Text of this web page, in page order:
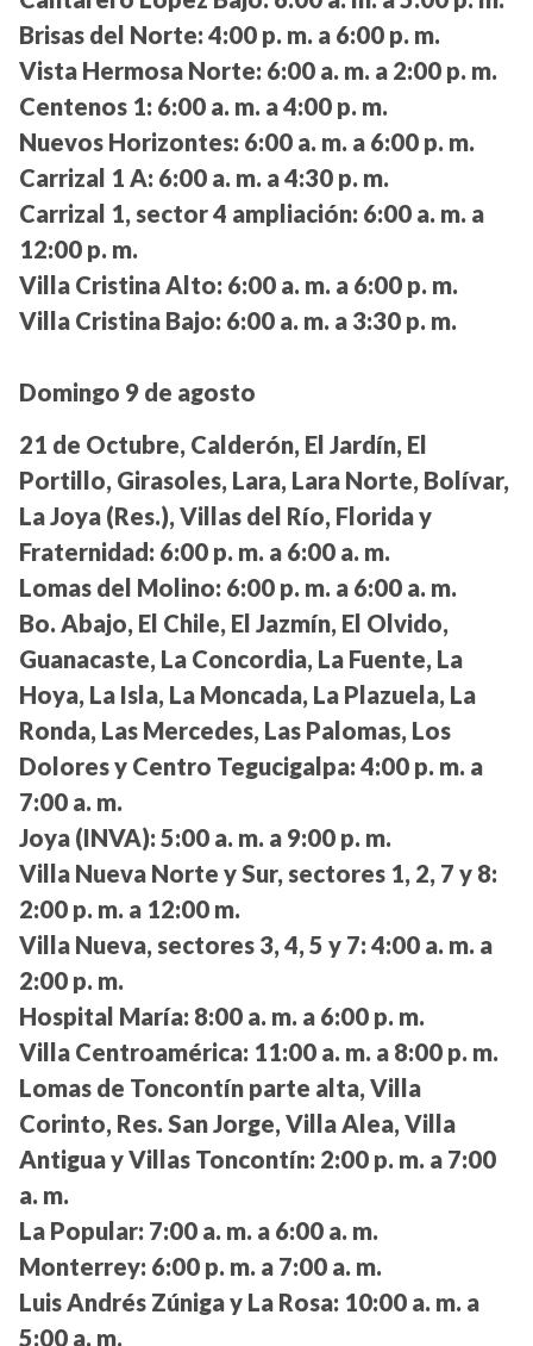
Brisas del Norte: 4:00 p. m. a 6:00 p. m.
Vista Hermosa Norte: 6:00 a. m. a 2:00 p. m.
Centenos 1: 6:00 a. m. a 4:00 p. m.
Nuevos Horizontes: 6:00 a. m. a 6:00 p. m.
Carrizal 1 A: 6:00 a. m. a 4:30 p. m.
Carrizal 1, sector 4 ampliación: 6:00 a. m. a
12:00 p. m.
Villa Cristina Alto: 6:00 a. m. a 6:00 p. m.
Villa Cristina Bajo: 6:00 a. m. a 3:30 p. m.
Domingo 9 de agosto
21 de Octubre, Calderón, El Jardín, El
Portillo, Girasoles, Lara, Lara Norte, Bolívar,
La Joya (Res.), Villas del Río, Florida y
Fraternidad: 6:00 p. m. a 6:00 a. m.
Lomas del Molino: 6:00 p. m. a 6:00 a. m.
Bo. Abajo, El Chile, El Jazmín, El Olvido,
Guanacaste, La Concordia, La Fuente, La
Hoya, La Isla, La Moncada, La Plazuela, La
Ronda, Las Mercedes, Las Palomas, Los
Dolores y Centro Tegucigalpa: 4:00 p. m. a
7:00 a. m.
Joya (INVA): 5:00 a. m. a 9:00 p. m.
Villa Nueva Norte y Sur, sectores 1, 2, 7 y 8:
2:00 p. m. a 12:00 m.
Villa Nueva, sectores 3, 4, 5 y 7: 4:00 a. m. a
2:00 p. m.
Hospital María: 8:00 a. m. a 6:00 p. m.
Villa Centroamérica: 11:00 a. m. a 8:00 p. m.
Lomas de Toncontín parte alta, Villa
Corinto, Res. San Jorge, Villa Alea, Villa
Antigua y Villas Toncontín: 2:00 p. m. a 7:00
a. m.
La Popular: 7:00 a. m. a 6:00 a. m.
Monterrey: 6:00 p. m. a 7:00 a. m.
Luis Andrés Zúniga y La Rosa: 10:00 a. m. a
5:00 a. m.